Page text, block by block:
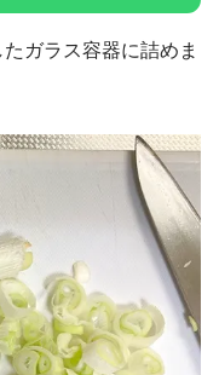
ガラス容器に詰めま